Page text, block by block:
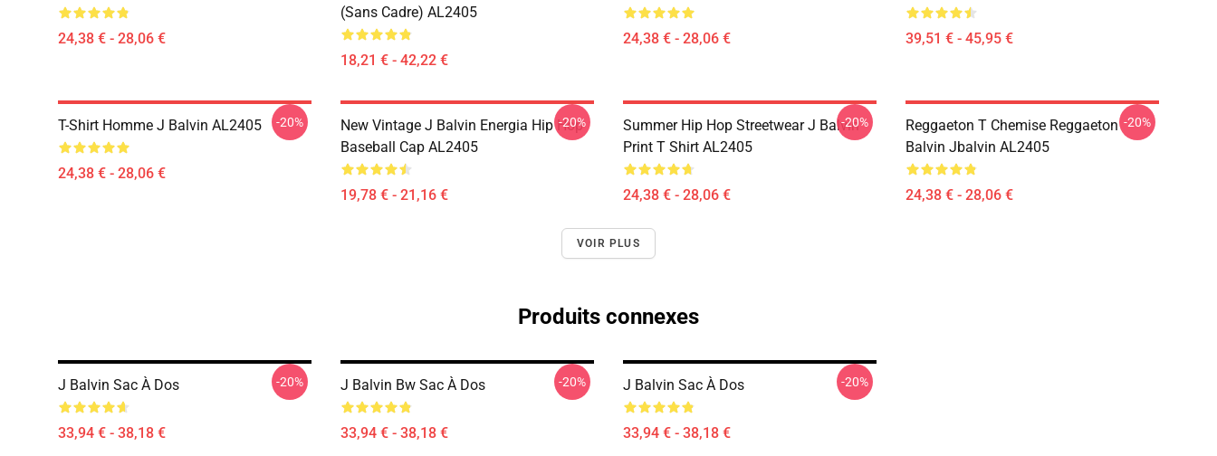
24,38 € - 28,06 €
(sans Cadre) AL2405
18,21 € - 42,22 €
24,38 € - 28,06 € 39,51 € - 45,95 €
T-Shirt Homme J Balvin AL2405
24,38 € - 28,06 €
-20%
New Vintage J Balvin Energia Hip Hop
Baseball Cap AL2405
19,78 € - 21,16 €
-20%
Summer Hip Hop Streetwear J Balvin
Print T Shirt AL2405
24,38 € - 28,06 €
-20%
Reggaeton T Chemise Reggaeton
Balvin Jbalvin AL2405
24,38 € - 28,06 €
-20%
VOIR PLUS
Produits connexes
J Balvin Sac À Dos
33,94 € - 38,18 €
-20% J Balvin Bw Sac À Dos
33,94 € - 38,18 €
-20% J Balvin Sac À Dos
33,94 € - 38,18 €
-20%